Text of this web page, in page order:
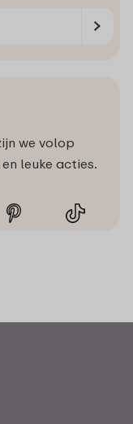
we volop
leuke acties.